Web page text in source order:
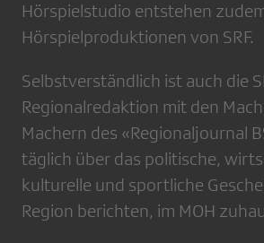
Hörspielstudio entstehen
Hörspielproduktionen von SRF.
Selbstverständlich ist auch die
Regionalredaktion mit den
Machern des «Regionaljournal
täglich über das politische,
kulturelle und sportliche
Region berichten, im MOH